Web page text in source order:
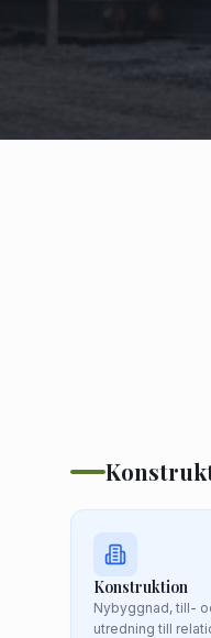
Konstruktion
Nybyggnad, till-
utredning till